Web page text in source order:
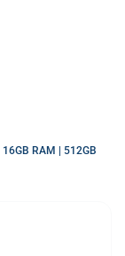
RAM | 512GB